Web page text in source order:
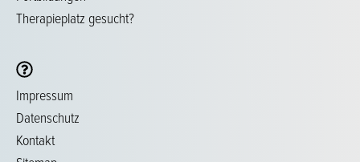
Therapieplatz gesucht?
Impressum
Datenschutz
Kontakt